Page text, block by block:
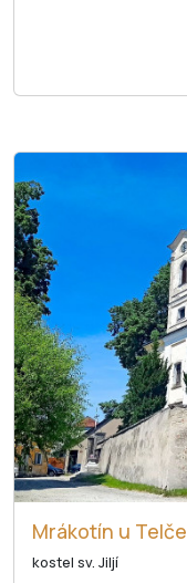
Mrákotín u Telče
kostel sv. Jiljí